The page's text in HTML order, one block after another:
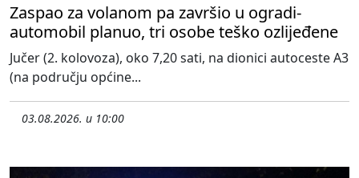
Zaspao za volanom pa završio u ogradi-
automobil planuo, tri osobe teško ozlijeđene
Jučer (2. kolovoza), oko 7,20 sati, na dionici autoceste A3
(na području općine...
03.08.2026. u 10:00